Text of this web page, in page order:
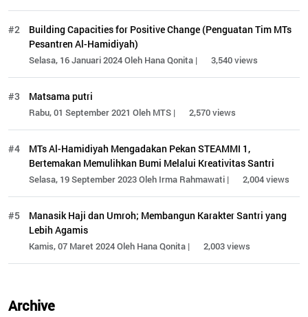
#2
Building Capacities for Positive Change (Penguatan Tim MTs
Pesantren Al-Hamidiyah)
Selasa, 16 Januari 2024 Oleh Hana Qonita | 3,540 views
#3 Matsama putri
Rabu, 01 September 2021 Oleh MTS | 2,570 views
#4
MTs Al-Hamidiyah Mengadakan Pekan STEAMMI 1,
Bertemakan Memulihkan Bumi Melalui Kreativitas Santri
Selasa, 19 September 2023 Oleh Irma Rahmawati | 2,004 views
#5
Manasik Haji dan Umroh; Membangun Karakter Santri yang
Lebih Agamis
Kamis, 07 Maret 2024 Oleh Hana Qonita | 2,003 views
Archive